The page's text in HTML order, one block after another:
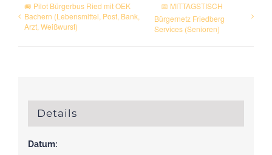
🚐 Pilot Bürgerbus Ried mit OEK
Bachern (Lebensmittel, Post, Bank,
Arzt, Weißwurst)
📅 MITTAGSTISCH
Bürgernetz Friedberg
Services (Senioren)
Details
Datum: